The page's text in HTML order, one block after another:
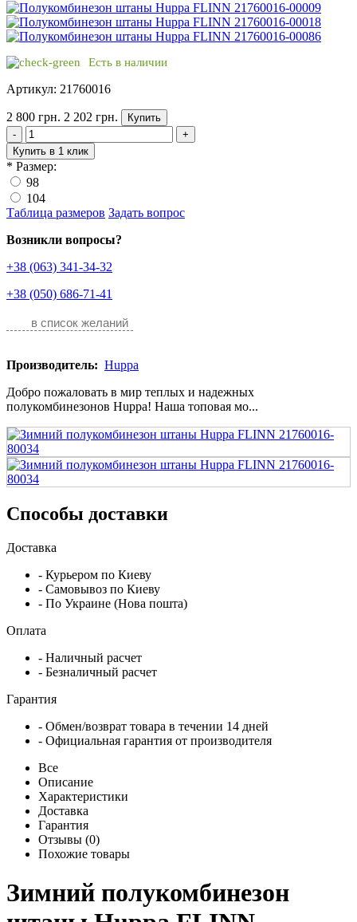
Есть в наличии
Артикул: 21760016
2 800 грн. 2 202 грн.
Купить
-
+
Купить в 1 клик
* Размер:
98
104
Таблица размеров Задать вопрос
Возникли вопросы?
+38 (063) 341-34-32
+38 (050) 686-71-41
в список желаний
Производитель: Huppa
Добро пожаловать в мир теплых и надежных
полукомбинезонов Huppa! Наша топовая мо...
Способы доставки
Доставка
- Курьером по Киеву
- Самовывоз по Киеву
- По Украине (Нова пошта)
Оплата
- Наличный расчет
- Безналичный расчет
Гарантия
- Обмен/возврат товара в течении 14 дней
- Официальная гарантия от производителя
Все
Описание
Характеристики
Доставка
Гарантия
Отзывы (0)
Похожие товары
Зимний полукомбинезон